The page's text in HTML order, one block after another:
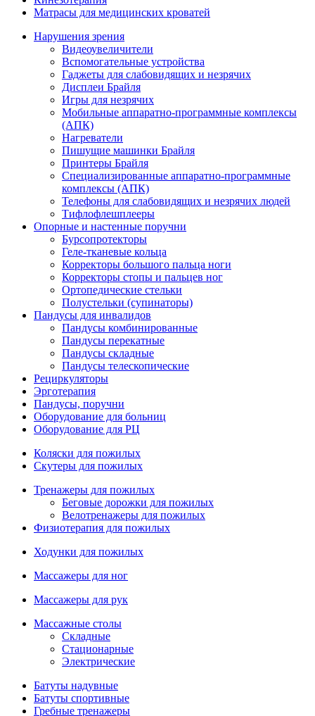
Матрасы для медицинских кроватей
Нарушения зрения
Видеоувеличители
Вспомогательные устройства
Гаджеты для слабовидящих и незрячих
Дисплеи Брайля
Игры для незрячих
Мобильные аппаратно-программные комплексы
(АПК)
Нагреватели
Пишущие машинки Брайля
Принтеры Брайля
Специализированные аппаратно-программные
комплексы (АПК)
Телефоны для слабовидящих и незрячих людей
Тифлофлешплееры
Опорные и настенные поручни
Бурсопротекторы
Геле-тканевые кольца
Корректоры большого пальца ноги
Корректоры стопы и пальцев ног
Ортопедические стельки
Полустельки (супинаторы)
Пандусы для инвалидов
Пандусы комбинированные
Пандусы перекатные
Пандусы складные
Пандусы телескопические
Рециркуляторы
Эрготерапия
Пандусы, поручни
Оборудование для больниц
Оборудование для РЦ
Коляски для пожилых
Скутеры для пожилых
Тренажеры для пожилых
Беговые дорожки для пожилых
Велотренажеры для пожилых
Физиотерапия для пожилых
Ходунки для пожилых
Массажеры для ног
Массажеры для рук
Массажные столы
Складные
Стационарные
Электрические
Батуты надувные
Батуты спортивные
Гребные тренажеры